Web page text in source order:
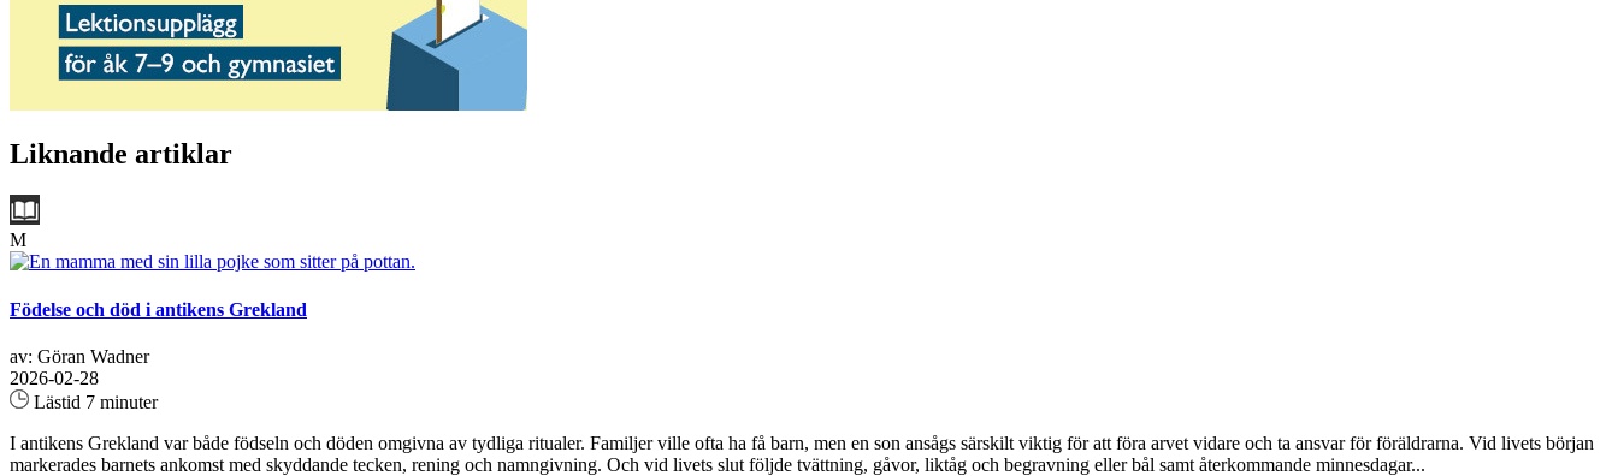
Liknande artiklar
M
Födelse och död i antikens Grekland
av: Göran Wadner
2026-02-28
Lästid 7 minuter
I antikens Grekland var både födseln och döden omgivna av tydliga ritualer. Familjer ville ofta ha få barn, men en son ansågs särskilt viktig för att föra arvet vidare och ta ansvar för föräldrarna. Vid livets början
markerades barnets ankomst med skyddande tecken, rening och namngivning. Och vid livets slut följde tvättning, gåvor, liktåg och begravning eller bål samt återkommande minnesdagar...